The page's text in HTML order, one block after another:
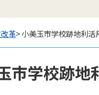
革> 小美玉市学校跡地利活
市学校跡地